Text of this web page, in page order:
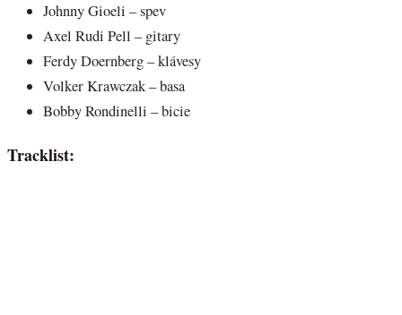
Johnny Gioeli – spev
Axel Rudi Pell – gitary
Ferdy Doernberg – klávesy
Volker Krawczak – basa
Bobby Rondinelli – bicie
Tracklist: